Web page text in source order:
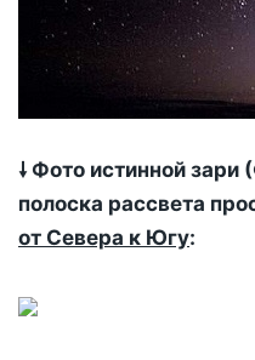
🠗 Фото истинной
полоска рассвета
от Севера к Югу: